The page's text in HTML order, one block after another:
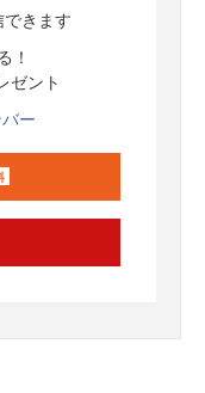
できます
！
ゼント
ー